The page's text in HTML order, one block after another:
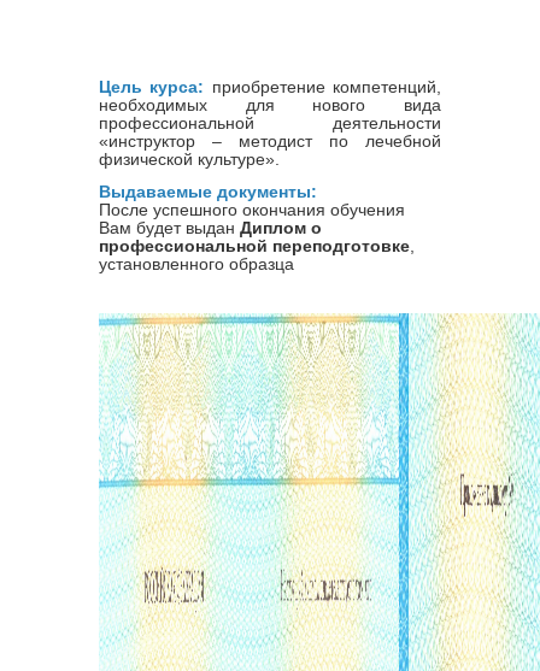
Цель курса: приобретение компетенций,
необходимых для нового вида
профессиональной деятельности
«инструктор – методист по лечебной
физической культуре».
Выдаваемые документы:
После успешного окончания обучения
Вам будет выдан Диплом о
профессиональной переподготовке
установленного образца